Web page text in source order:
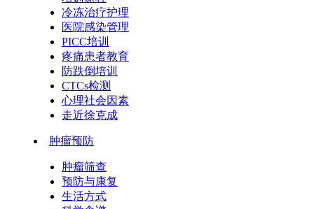
冷冻治疗护理
医院感染管理
PICC培训
疼痛患者教育
防跌倒培训
CTCs检测
心理社会因素
走近徐克成
肿瘤预防
肿瘤筛查
预防与康复
生活方式